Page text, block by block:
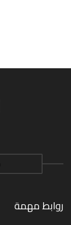
روابط مهمة